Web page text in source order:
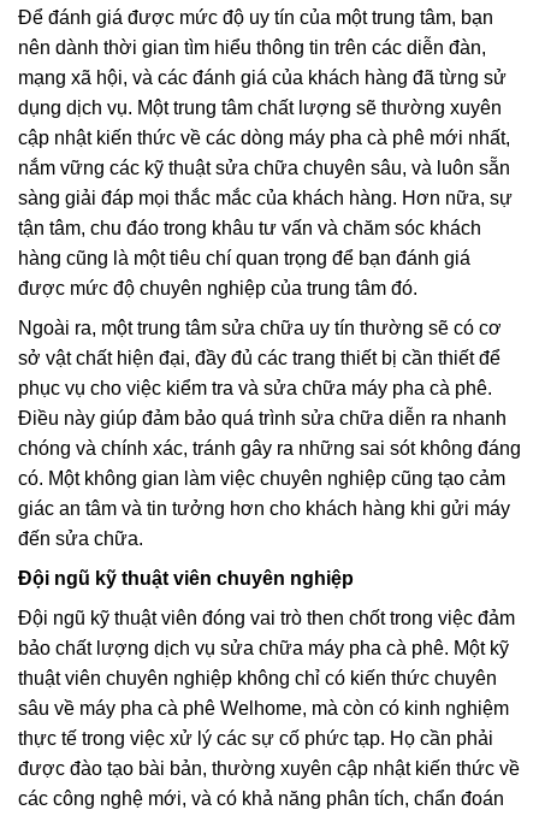
Để đánh giá được mức độ uy tín của một trung tâm, bạn
nên dành thời gian tìm hiểu thông tin trên các diễn đàn,
mạng xã hội, và các đánh giá của khách hàng đã từng sử
dụng dịch vụ. Một trung tâm chất lượng sẽ thường xuyên
cập nhật kiến thức về các dòng máy pha cà phê mới nhất,
nắm vững các kỹ thuật sửa chữa chuyên sâu, và luôn sẵn
sàng giải đáp mọi thắc mắc của khách hàng. Hơn nữa, sự
tận tâm, chu đáo trong khâu tư vấn và chăm sóc khách
hàng cũng là một tiêu chí quan trọng để bạn đánh giá
được mức độ chuyên nghiệp của trung tâm đó.
Ngoài ra, một trung tâm sửa chữa uy tín thường sẽ có cơ
sở vật chất hiện đại, đầy đủ các trang thiết bị cần thiết để
phục vụ cho việc kiểm tra và sửa chữa máy pha cà phê.
Điều này giúp đảm bảo quá trình sửa chữa diễn ra nhanh
chóng và chính xác, tránh gây ra những sai sót không đáng
có. Một không gian làm việc chuyên nghiệp cũng tạo cảm
giác an tâm và tin tưởng hơn cho khách hàng khi gửi máy
đến sửa chữa.
Đội ngũ kỹ thuật viên chuyên nghiệp
Đội ngũ kỹ thuật viên đóng vai trò then chốt trong việc đảm
bảo chất lượng dịch vụ sửa chữa máy pha cà phê. Một kỹ
thuật viên chuyên nghiệp không chỉ có kiến thức chuyên
sâu về máy pha cà phê Welhome, mà còn có kinh nghiệm
thực tế trong việc xử lý các sự cố phức tạp. Họ cần phải
được đào tạo bài bản, thường xuyên cập nhật kiến thức về
các công nghệ mới, và có khả năng phân tích, chẩn đoán